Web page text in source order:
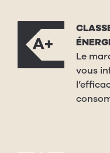
Le
vous